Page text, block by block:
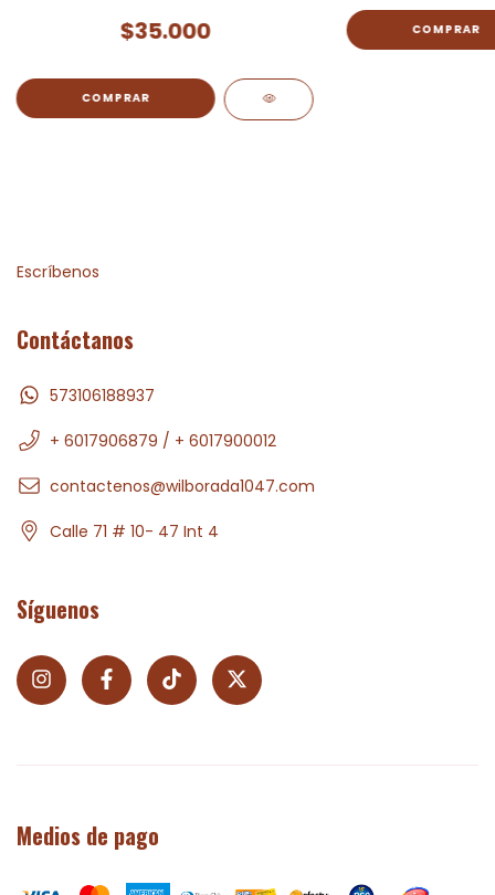
$35.000
Escríbenos
Contáctanos
573106188937
+ 6017906879 / + 6017900012
contactenos@wilborada1047.com
Calle 71 # 10- 47 Int 4
Síguenos
Medios de pago